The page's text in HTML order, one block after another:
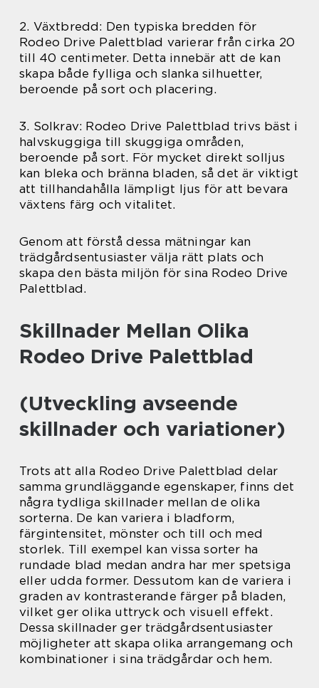
2. Växtbredd: Den typiska bredden för
Rodeo Drive Palettblad varierar från cirka 20
till 40 centimeter. Detta innebär att de kan
skapa både fylliga och slanka silhuetter,
beroende på sort och placering.
3. Solkrav: Rodeo Drive Palettblad trivs bäst i
halvskuggiga till skuggiga områden,
beroende på sort. För mycket direkt solljus
kan bleka och bränna bladen, så det är viktigt
att tillhandahålla lämpligt ljus för att bevara
växtens färg och vitalitet.
Genom att förstå dessa mätningar kan
trädgårdsentusiaster välja rätt plats och
skapa den bästa miljön för sina Rodeo Drive
Palettblad.
Skillnader Mellan Olika
Rodeo Drive Palettblad
(Utveckling avseende
skillnader och variationer)
Trots att alla Rodeo Drive Palettblad delar
samma grundläggande egenskaper, finns det
några tydliga skillnader mellan de olika
sorterna. De kan variera i bladform,
färgintensitet, mönster och till och med
storlek. Till exempel kan vissa sorter ha
rundade blad medan andra har mer spetsiga
eller udda former. Dessutom kan de variera i
graden av kontrasterande färger på bladen,
vilket ger olika uttryck och visuell effekt.
Dessa skillnader ger trädgårdsentusiaster
möjligheter att skapa olika arrangemang och
kombinationer i sina trädgårdar och hem.